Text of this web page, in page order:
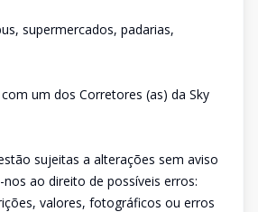
supermercados, padarias,
um dos Corretores (as) da Sky
sujeitas a alterações sem aviso
ao direito de possíveis erros:
valores, fotográficos ou erros